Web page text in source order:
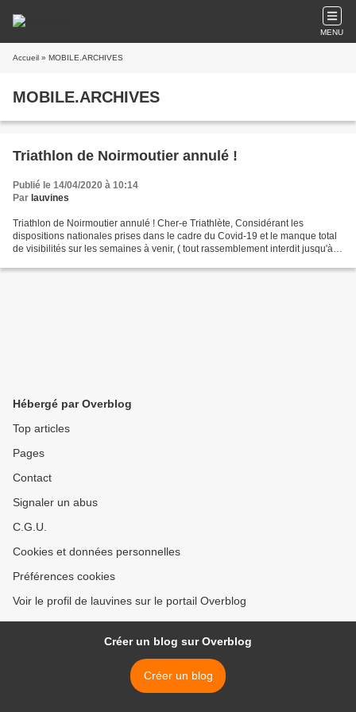
MENU
Accueil » MOBILE.ARCHIVES
MOBILE.ARCHIVES
Triathlon de Noirmoutier annulé !
Publié le 14/04/2020 à 10:14
Par lauvines
Triathlon de Noirmoutier annulé ! Cher-e Triathlète, Considérant les
dispositions nationales prises dans le cadre du Covid-19 et le manque total
de visibilités sur les semaines à venir, ( tout rassemblement interdit jusqu'à
Hébergé par Overblog
Top articles
Pages
Contact
Signaler un abus
C.G.U.
Cookies et données personnelles
Préférences cookies
Voir le profil de lauvines sur le portail Overblog
Créer un blog sur Overblog
Créer un blog